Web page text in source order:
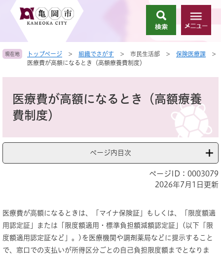
頭
す
飛
し
索
メ
ニ
ー
現在地 トップページ > 組織でさがす > 市民生活部 > 保険医療課
>
医療費が高額になるとき（高額療養費制度）
医療費が高額になるとき（高額療養
費制度）
ページ内目次
ページID：0003079
2026年7月1日更新
医療費が高額になるときは、「マイナ保険証」もしくは、「限度額適
用認定証」または「限度額適用・標準負担額減額認定証」(以下「限
度額適用認定証など」。)を医療機関や調剤薬局などに提示すること
で、窓口での支払いが所得区分ごとの自己負担限度額までとなりま